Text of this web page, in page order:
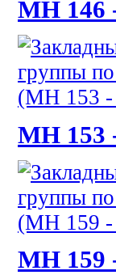
МН 146
МН 153
МН 159